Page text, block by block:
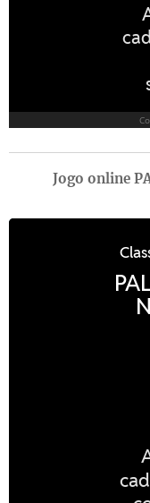
Jogo online